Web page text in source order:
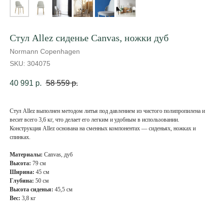
Стул Allez cиденье Canvas, ножки дуб
Normann Copenhagen
SKU: 304075
40 991 р. 58 559 р.
Стул Allez выполнен методом литья под давлением из чистого полипропилена и
весит всего 3,6 кг, что делает его легким и удобным в использовании.
Конструкция Allez основана на сменных компонентах — сиденьях, ножках и
спинках.
Материалы: Canvas, дуб
Высота: 79 см
Ширина: 45 см
Глубина: 50 см
Высота сиденья: 45,5 см
Вес: 3,8 кг